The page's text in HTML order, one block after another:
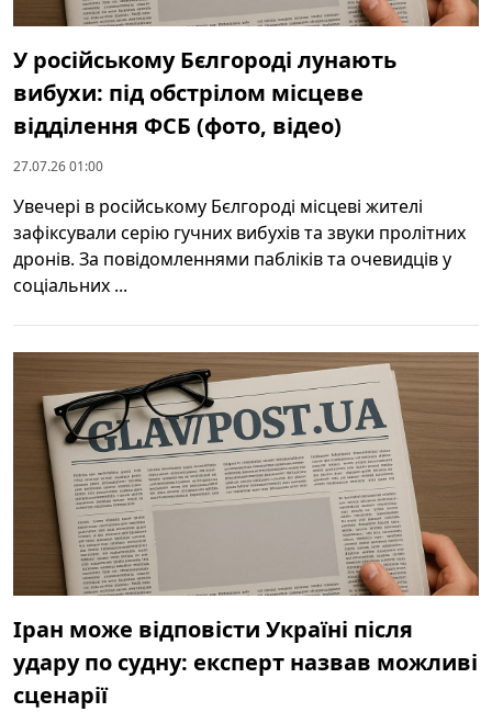
У російському Бєлгороді лунають
вибухи: під обстрілом місцеве
відділення ФСБ (фото, відео)
27.07.26 01:00
Увечері в російському Бєлгороді місцеві жителі
зафіксували серію гучних вибухів та звуки пролітних
дронів. За повідомленнями пабліків та очевидців у
соціальних ...
Іран може відповісти Україні після
удару по судну: експерт назвав можливі
сценарії